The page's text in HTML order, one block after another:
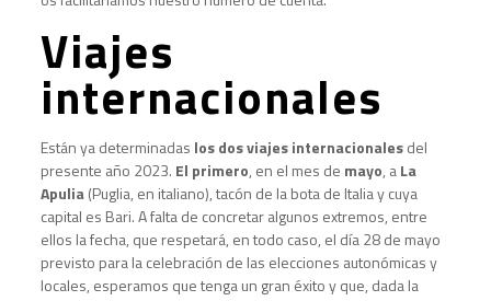
Viajes
internacionales
Están ya determinadas los dos viajes internacionalesdel
presente año 2023. El primero, en el mes de mayo, aLa
Apulia(Puglia, en italiano), tacón de la bota de Italia y cuya
capital es Bari. A falta de concretar algunos extremos, entre
ellos la fecha, que respetará, en todo caso, el día 28 de mayo
previsto para la celebración de las elecciones autonómicas y
locales, esperamos que tenga un gran éxito y que, dada la